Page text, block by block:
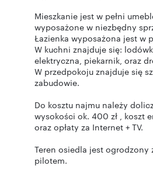
Mieszkanie jest w pełni
wyposażone w niezbędny
Łazienka wyposażona jest w
W kuchni znajduje się:
elektryczna, piekarnik, oraz
W przedpokoju znajduje się
zabudowie.
Do kosztu najmu należy
wysokości ok. 400 zł , koszt
oraz opłaty za Internet + TV.
Teren osiedla jest ogrodzony
pilotem.